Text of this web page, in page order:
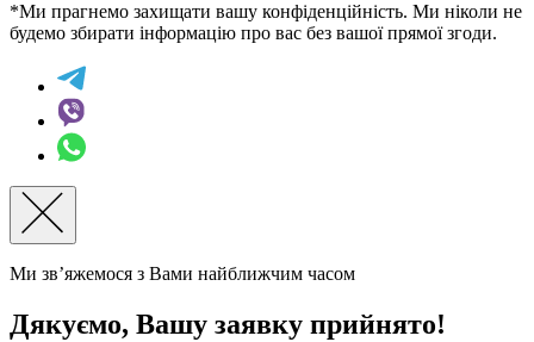
*Ми прагнемо захищати вашу конфіденційність. Ми ніколи не
будемо збирати інформацію про вас без вашої прямої згоди.
Ми зв’яжемося з Вами найближчим часом
Дякуємо, Вашу заявку прийнято!